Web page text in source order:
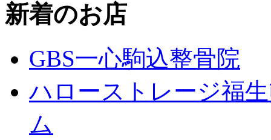
新着のお店
GBS一心駒込整骨院
ハローストレージ福
ム